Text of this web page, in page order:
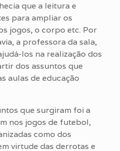
que a leitura e
para ampliar os
jogos, o corpo etc. Por
a professora da sala,
los na realização dos
dos assuntos que
aulas de educação
que surgiram foi a
nos jogos de futebol,
como dos
virtude das derrotas e